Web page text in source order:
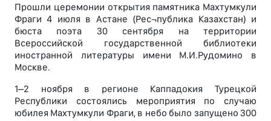
Прошли церемонии открытия памятника Махтумкули
Фраги 4 июля в Астане (Рес¬публика Казахстан) и
бюста поэта 30 сентября на территории
Всероссийской государственной библиотеки
иностранной литературы имени М.И.Рудомино в
Москве.
1–2 ноября в регионе Каппадокия Турецкой
Республики состоялись мероприятия по случаю
юбилея Махтумкули Фраги, в небо было запущено 300